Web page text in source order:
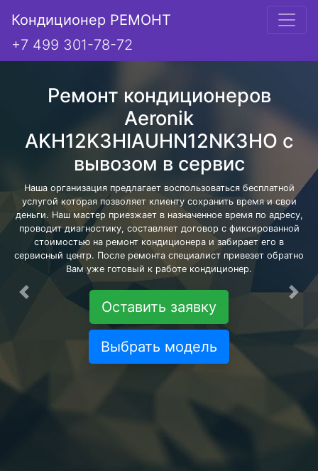
Кондиционер РЕМОНТ
+7 499 301-78-72
Ремонт кондиционеров
Aeronik
AKH12K3HIAUHN12NK3HO с
вывозом в сервис
Наша организация предлагает воспользоваться бесплатной
услугой которая позволяет клиенту сохранить время и свои
деньги. Наш мастер приезжает в назначенное время по адресу,
проводит диагностику, составляет договор с фиксированной
стоимостью на ремонт кондиционера и забирает его в
сервисный центр. После ремонта специалист привезет обратно
Вам уже готовый к работе кондиционер.
Оставить заявку
Выбрать модель
Предыдущая